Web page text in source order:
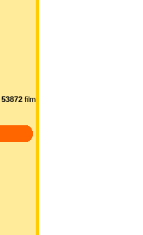
53872 film